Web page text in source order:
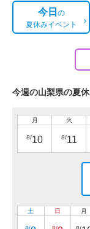
今日の
夏休みイベント
今週の山梨県の夏
月
8/10
火
8/11
土 日 月